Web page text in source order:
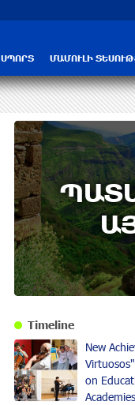
ՍՊՈՐՏ ՄԱՄՈՒԼԻ
Timeline
New
on
Academies